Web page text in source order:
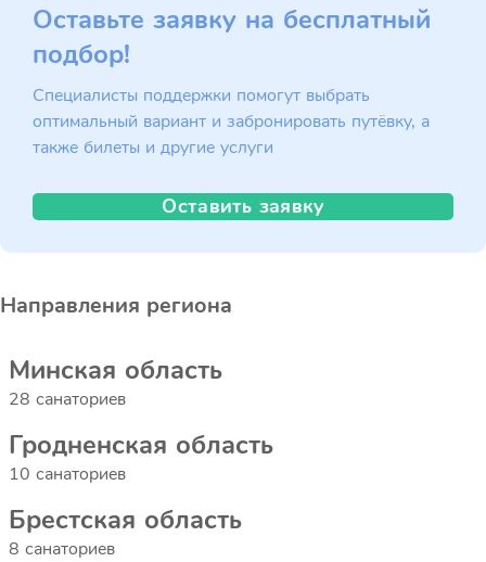
Оставьте заявку на бесплатный
подбор!
Специалисты поддержки помогут выбрать
оптимальный вариант и забронировать путёвку, а
также билеты и другие услуги
Оставить заявку
Направления региона
Минская область
28 санаториев
Гродненская область
10 санаториев
Брестская область
8 санаториев